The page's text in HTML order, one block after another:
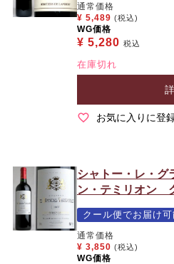
通常価格
¥ 5,489 (税込)
WG価格
¥ 5,280 税込
在庫切れ
お気に入りに登
シャトー・レ・
ン・テミリオン
クール便でお届け可
通常価格
¥ 3,850 (税込)
WG価格